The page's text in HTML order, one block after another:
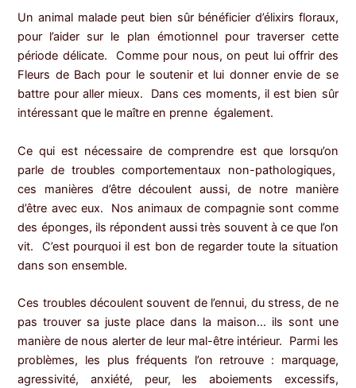
Un animal malade peut bien sûr bénéficier d’élixirs floraux,
pour l’aider sur le plan émotionnel pour traverser cette
période délicate. Comme pour nous, on peut lui offrir des
Fleurs de Bach pour le soutenir et lui donner envie de se
battre pour aller mieux. Dans ces moments, il est bien sûr
intéressant que le maître en prenne également.
Ce qui est nécessaire de comprendre est que lorsqu’on
parle de troubles comportementaux non-pathologiques,
ces manières d’être découlent aussi, de notre manière
d’être avec eux. Nos animaux de compagnie sont comme
des éponges, ils répondent aussi très souvent à ce que l’on
vit. C’est pourquoi il est bon de regarder toute la situation
dans son ensemble.
Ces troubles découlent souvent de l’ennui, du stress, de ne
pas trouver sa juste place dans la maison… ils sont une
manière de nous alerter de leur mal-être intérieur. Parmi les
problèmes, les plus fréquents l’on retrouve : marquage,
agressivité, anxiété, peur, les aboiements excessifs,